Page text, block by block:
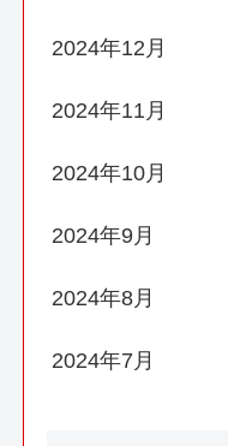
2024年12月
2024年11月
2024年10月
2024年9月
2024年8月
2024年7月